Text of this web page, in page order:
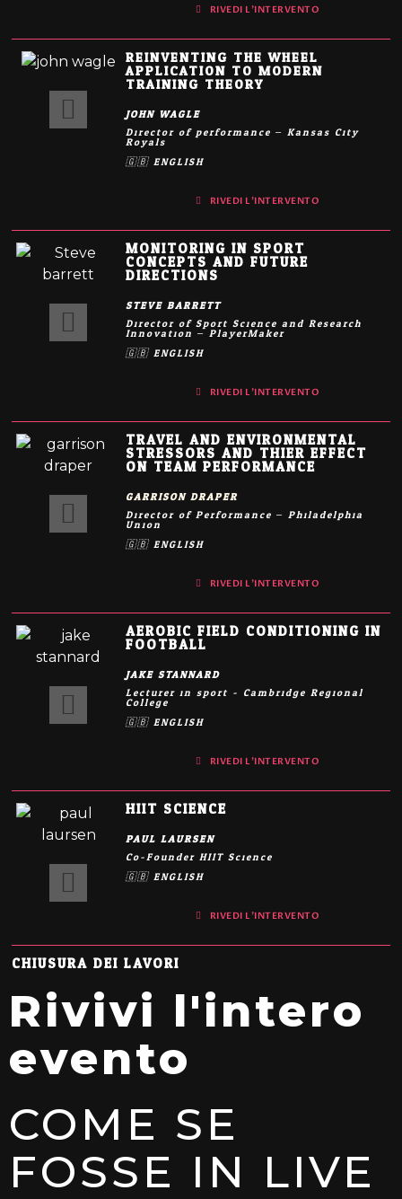
RIVEDI L'INTERVENTO
REINVENTING THE WHEEL:
APPLICATION TO MODERN
TRAINING THEORY
JOHN WAGLE
Director of performance – Kansas City
Royals
🇬🇧 ENGLISH
RIVEDI L'INTERVENTO
MONITORING IN SPORT:
CONCEPTS AND FUTURE
DIRECTIONS
STEVE BARRETT
Director of Sport Science and Research
Innovation – PlayerMaker
🇬🇧 ENGLISH
RIVEDI L'INTERVENTO
TRAVEL AND ENVIRONMENTAL
STRESSORS AND THIER EFFECT
ON TEAM PERFORMANCE
GARRISON DRAPER
Director of Performance – Philadelphia
Union
🇬🇧 ENGLISH
RIVEDI L'INTERVENTO
AEROBIC FIELD CONDITIONING IN
FOOTBALL
JAKE STANNARD
Lecturer in sport - Cambridge Regional
College
🇬🇧 ENGLISH
RIVEDI L'INTERVENTO
HIIT SCIENCE
PAUL LAURSEN
Co-Founder HIIT Science
🇬🇧 ENGLISH
RIVEDI L'INTERVENTO
CHIUSURA DEI LAVORI
Rivivi l'intero
evento
COME SE
FOSSE IN LIVE